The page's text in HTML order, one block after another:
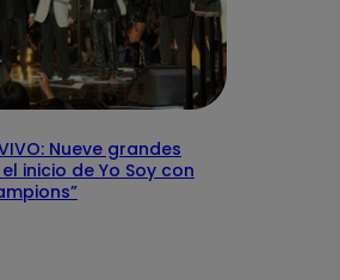
Nueve grandes
inicio de Yo Soy con